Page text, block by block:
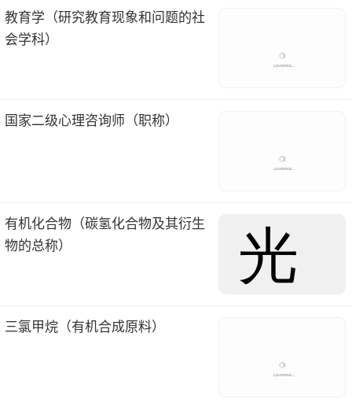
教育学（研究教育现象和问题的社
会学科）
国家二级心理咨询师（职称）
有机化合物（碳氢化合物及其衍生
物的总称）
三氯甲烷（有机合成原料）